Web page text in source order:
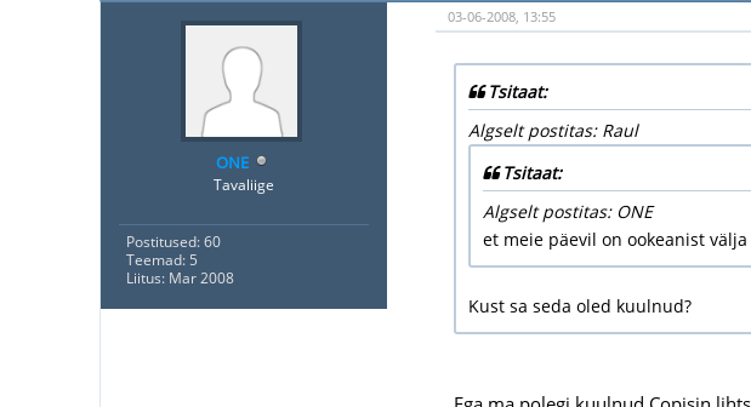
ONE
Tavaliige
Postitused: 60
Teemad: 5
Liitus: Mar 2008
03-06-2008, 13:55
Tsitaat:
Algselt postitas: Raul
Tsitaat:
Algselt postitas: ONE
et meie päevil on ookeanist
Kust sa seda oled kuulnud?